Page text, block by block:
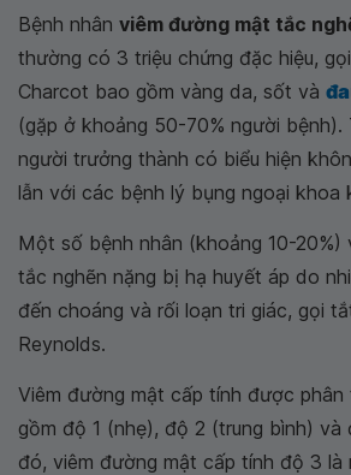
Bệnh nhân viêm đường mật tắc
thường có 3 triệu chứng đặc hiệu,
Charcot bao gồm vàng da, sốt và
(gặp ở khoảng 50-70% người bệnh).
người trưởng thành có biểu hiện
lẫn với các bệnh lý bụng ngoại khoa
Một số bệnh nhân (khoảng 10-20%)
tắc nghẽn nặng bị hạ huyết áp do
đến choáng và rối loạn tri giác, gọi
Reynolds.
Viêm đường mật cấp tính được
gồm độ 1 (nhẹ), độ 2 (trung bình) và
đó, viêm đường mật cấp tính độ 3 là